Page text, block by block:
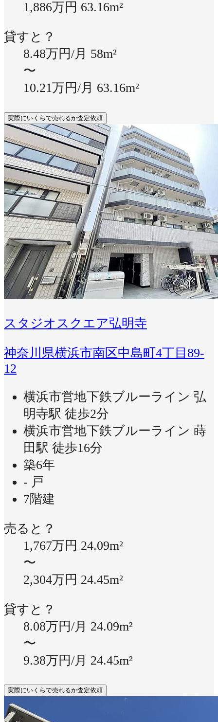
1,886万円 63.16m²
貸すと？
8.48万円/月 58m²
〜
10.21万円/月 63.16m²
実際にいくらで売れるか査定依頼
スタジオスクエア弘明寺
神奈川県横浜市南区中島町4丁目89-
12
横浜市営地下鉄ブルーライン 弘
明寺駅 徒歩2分
横浜市営地下鉄ブルーライン 蒔
田駅 徒歩16分
築6年
- 戸
7階建
売ると？
1,767万円 24.09m²
〜
2,304万円 24.45m²
貸すと？
8.08万円/月 24.09m²
〜
9.38万円/月 24.45m²
実際にいくらで売れるか査定依頼